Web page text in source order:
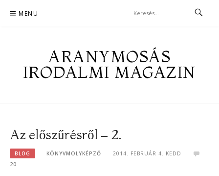
MENU
ARANYMOSÁS
IRODALMI MAGAZIN
Az előszűrésről – 2.
BLOG KÖNYVMOLYKÉPZŐ
2014. FEBRUÁR 4. KEDD
20